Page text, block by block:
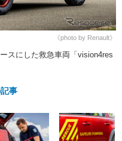
クト
プロショップ検索
《photo by Renault》
スにした救急車両「vision4res
事